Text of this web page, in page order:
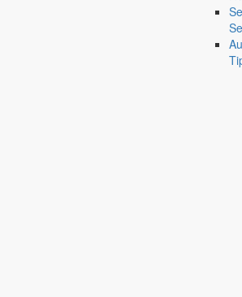
Früher musste man wegen jeder
unterschiedlichen Anliegen finden Sie hier